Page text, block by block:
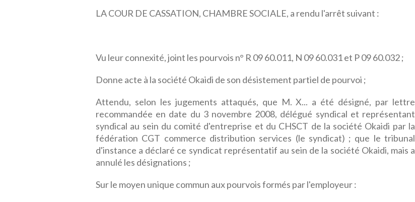
LA COUR DE CASSATION, CHAMBRE SOCIALE, a rendu l'arrêt suivant :
Vu leur connexité, joint les pourvois n° R 09 60.011, N 09 60.031 et P 09 60.032 ;
Donne acte à la société Okaidi de son désistement partiel de pourvoi ;
Attendu, selon les jugements attaqués, que M. X... a été désigné, par lettre
recommandée en date du 3 novembre 2008, délégué syndical et représentant
syndical au sein du comité d'entreprise et du CHSCT de la société Okaidi par la
fédération CGT commerce distribution services (le syndicat) ; que le tribunal
d'instance a déclaré ce syndicat représentatif au sein de la société Okaidi, mais a
annulé les désignations ;
Sur le moyen unique commun aux pourvois formés par l'employeur :